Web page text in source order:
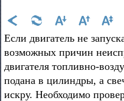
Если двигатель не
возможных причин
двигателя топливно-
подана в цилиндры, а
искру. Необходимо